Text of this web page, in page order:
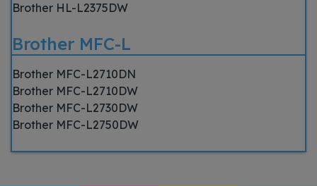
Brother HL-L2375DW
Brother MFC-L
Brother MFC-L2710DN
Brother MFC-L2710DW
Brother MFC-L2730DW
Brother MFC-L2750DW